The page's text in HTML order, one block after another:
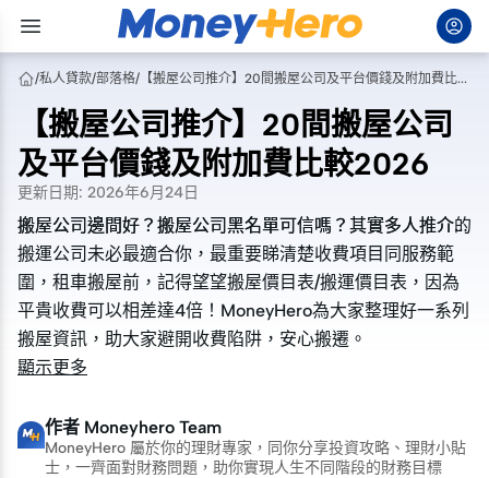
/私人貸款/部落格/ 【搬屋公司推介】20間搬屋公司及平台價錢及附加費比較2026
【搬屋公司推介】20間搬屋公司
及平台價錢及附加費比較2026
更新日期: 2026年6月24日
搬屋公司邊間好？搬屋公司黑名單可信嗎？其實多人推介的
搬運公司未必最適合你，最重要睇清楚收費項目同服務範
圍，租車搬屋前，記得望望搬屋價目表/搬運價目表，因為
平貴收費可以相差達4倍！MoneyHero為大家整理好一系列
搬屋資訊，助大家避開收費陷阱，安心搬遷。
搬屋公司邊間好？搬屋公司黑名單可信嗎？其實多人推介的
搬運公司未必最適合你，最重要睇清楚收費項目同服務範
圍，租車搬屋前，記得望望搬屋價目表/搬運價目表，因為
平貴收費可以相差達4倍！MoneyHero為大家整理好一系列
搬屋資訊，助大家避開收費陷阱，安心搬遷。
顯示更多
作者 Moneyhero Team
MoneyHero 屬於你的理財專家，同你分享投資攻略、理財小貼
士，一齊面對財務問題，助你實現人生不同階段的財務目標